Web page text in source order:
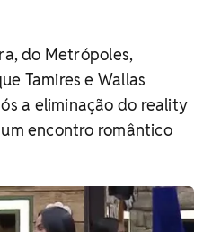
do Metrópoles,
Tamires e Wallas
a eliminação do reality
encontro romântico